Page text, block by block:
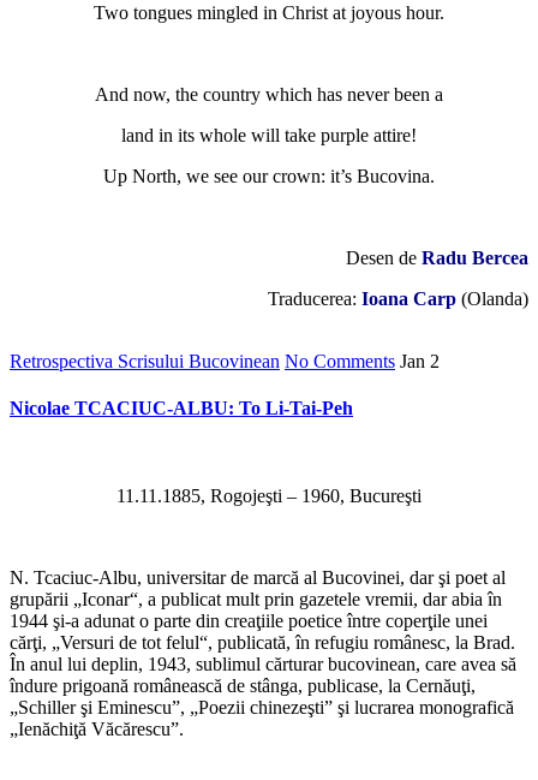
Two tongues mingled in Christ at joyous hour.
And now, the country which has never been a
land in its whole will take purple attire!
Up North, we see our crown: it’s Bucovina.
Desen de Radu Bercea
Traducerea: Ioana Carp (Olanda)
Retrospectiva Scrisului Bucovinean No Comments Jan 2
Nicolae TCACIUC-ALBU: To Li-Tai-Peh
11.11.1885, Rogojeşti – 1960, Bucureşti
N. Tcaciuc-Albu, universitar de marcă al Bucovinei, dar şi poet al
grupării „Iconar“, a publicat mult prin gazetele vremii, dar abia în
1944 şi-a adunat o parte din creaţiile poetice între coperţile unei
cărţi, „Versuri de tot felul“, publicată, în refugiu românesc, la Brad.
În anul lui deplin, 1943, sublimul cărturar bucovinean, care avea să
îndure prigoană românească de stânga, publicase, la Cernăuţi,
„Schiller şi Eminescu”, „Poezii chinezeşti” şi lucrarea monografică
„Ienăchiţă Văcărescu”.